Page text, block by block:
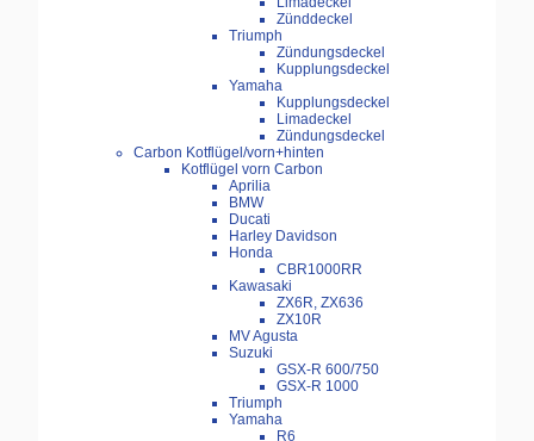
Zünddeckel
Triumph
Zündungsdeckel
Kupplungsdeckel
Yamaha
Kupplungsdeckel
Limadeckel
Zündungsdeckel
Carbon Kotflügel/vorn+hinten
Kotflügel vorn Carbon
Aprilia
BMW
Ducati
Harley Davidson
Honda
CBR1000RR
Kawasaki
ZX6R, ZX636
ZX10R
MV Agusta
Suzuki
GSX-R 600/750
GSX-R 1000
Triumph
Yamaha
R6